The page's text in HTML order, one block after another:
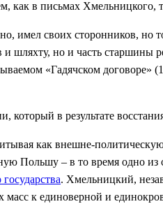
как в письмах
имел своих сторонников, но
но и часть старшины
«Гадячском договоре»
в результате
как внешне-
Польшу – в то время одно
. Хмельницкий,
к единоверной и